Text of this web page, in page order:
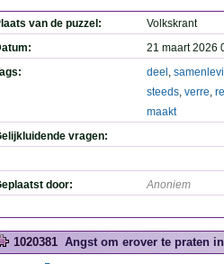
van de puzzel:
Volkskrant
21 maart 2026
deel ,
steeds, verre,
maakt
vragen:
door: Anoniem
1020381 Angst om erover te praten